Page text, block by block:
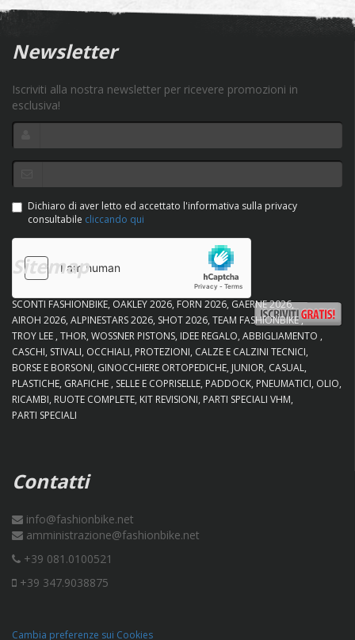
Newsletter
Iscriviti alla nostra newsletter per ricevere promozioni in
esclusiva!
Dichiaro di aver letto ed accettato l'informativa sulla privacy
consultabile cliccando qui
Sitemap
SCONTI FASHIONBIKE OAKLEY 2026 FORN 2026 GAERNE 2026
AIROH 2026 ALPINESTARS 2026 SHOT 2026 TEAM FASHIONBIKE
TROY LEE THOR WOSSNER PISTONS IDEE REGALO ABBIGLIAMENTO
CASCHI STIVALI OCCHIALI PROTEZIONI CALZE E CALZINI TECNICI
BORSE E BORSONI GINOCCHIERE ORTOPEDICHE JUNIOR CASUAL
PLASTICHE GRAFICHE SELLE E COPRISELLE PADDOCK PNEUMATICI OLIO
RICAMBI RUOTE COMPLETE KIT REVISIONI PARTI SPECIALI VHM
PARTI SPECIALI
Contatti
info@fashionbike.net
amministrazione@fashionbike.net
+39 081.0100521
+39 347.9038875
Cambia preferenze sui Cookies